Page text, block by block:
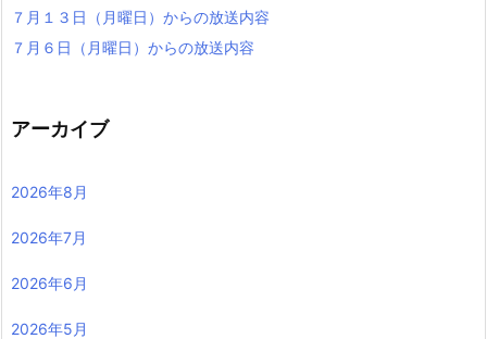
７月１３日（月曜日）からの放送内容
７月６日（月曜日）からの放送内容
アーカイブ
2026年8月
2026年7月
2026年6月
2026年5月